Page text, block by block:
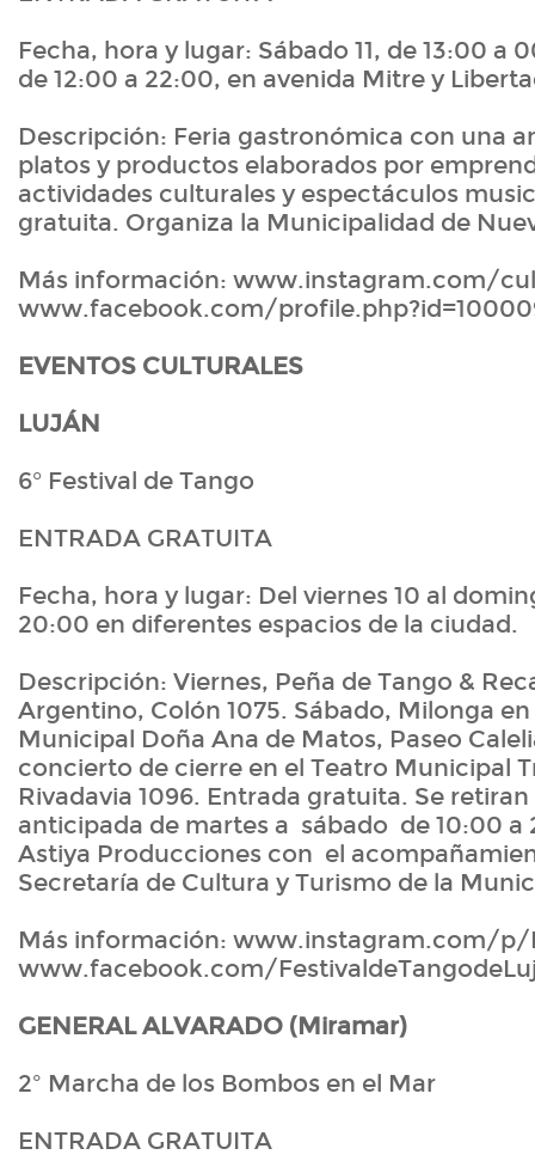
Fecha, hora y lugar: Sábado 11, de 13:00 a
de 12:00 a 22:00, en avenida Mitre y
Descripción: Feria gastronómica con una
platos y productos elaborados por
actividades culturales y espectáculos
gratuita. Organiza la Municipalidad de
Más información: www.instagram.com/
www.facebook.com/
EVENTOS CULTURALES
LUJÁN
6° Festival de Tango
ENTRADA GRATUITA
Fecha, hora y lugar: Del viernes 10 al
20:00 en diferentes espacios de la ciudad.
Descripción: Viernes, Peña de Tango &
Argentino, Colón 1075. Sábado, Milonga
Municipal Doña Ana de Matos, Paseo
concierto de cierre en el Teatro Municipal
Rivadavia 1096. Entrada gratuita. Se
anticipada de martes a sábado de 10:00 a
Astiya Producciones con el
Secretaría de Cultura y Turismo de la
Más información: www.instagram.com/p/
www.facebook.com/
GENERAL ALVARADO (Miramar)
2º Marcha de los Bombos en el Mar
ENTRADA GRATUITA